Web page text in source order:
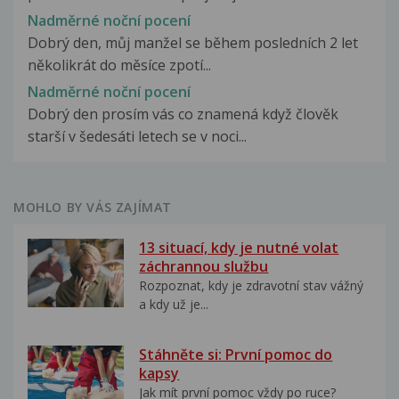
Nadměrné noční pocení
Dobrý den, můj manžel se během posledních 2 let
několikrát do měsíce zpotí...
Nadměrné noční pocení
Dobrý den prosím vás co znamená když člověk
starší v šedesáti letech se v noci...
MOHLO BY VÁS ZAJÍMAT
13 situací, kdy je nutné volat
záchrannou službu
Rozpoznat, kdy je zdravotní stav vážný
a kdy už je...
Stáhněte si: První pomoc do
kapsy
Jak mít první pomoc vždy po ruce?